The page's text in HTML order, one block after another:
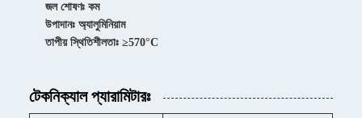
জল শোষণঃ কম
উপাদানঃ অ্যালুমিনিয়াম
তাপীয় স্থিতিশীলতাঃ ≥570°C
টেকনিক্যাল প্যারামিটারঃ